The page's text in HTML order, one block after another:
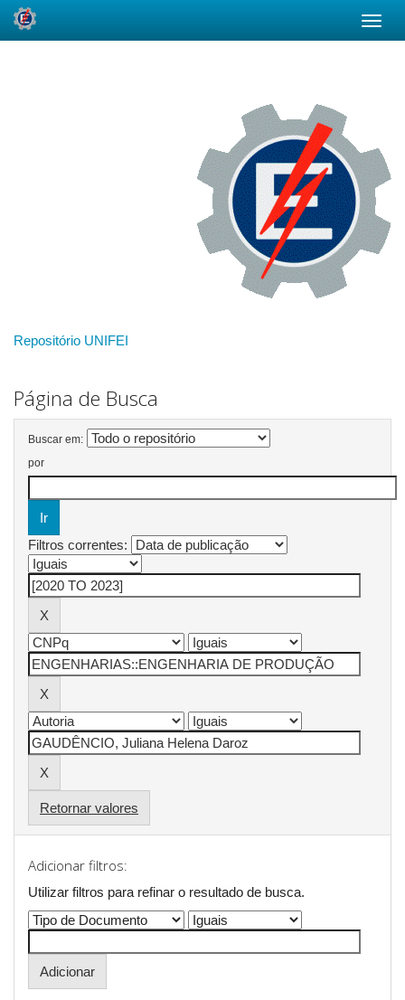
Repositório UNIFEI
Página de Busca
Buscar em:
por
Filtros correntes:
Retornar valores
Adicionar filtros:
Utilizar filtros para refinar o resultado de busca.